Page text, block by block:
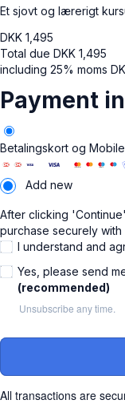
Et sjovt og lærerigt
DKK 1,495
Total due DKK 1,495
including 25% moms
Payment
Betalingskort og
Add new
After clicking
purchase securely
I understand and
Yes, please send
(recommended)
Unsubscribe any time.
All transactions are